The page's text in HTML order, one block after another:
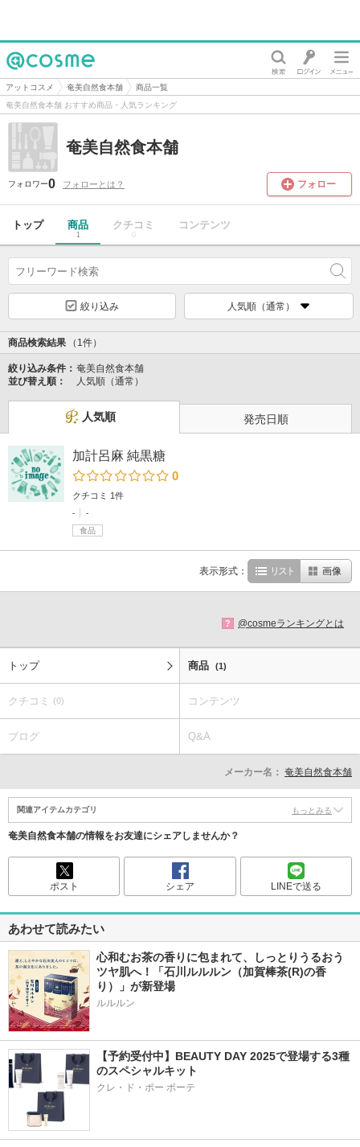
@cosme
アットコスメ 奄美自然食本舗
商品一覧
奄美自然食本舗 おすすめ商品・人気ランキング
奄美自然食本舗
フォロワー0 フォローとは？ フォロー
トップ 商品
1
クチコミ
0
コンテンツ
絞り込み 人気順（通常）
商品検索結果 （1件）
絞り込み条件： 奄美自然食本舗
並び替え順：
人気順（通常）
人気順 発売日順
加計呂麻 純黒糖
0
クチコミ 1件
-
-
食品
表示形式： リスト 画像
? @cosmeランキングとは
トップ 商品 (1)
クチコミ (0) コンテンツ
ブログ Q&A
メーカー名： 奄美自然食本舗
関連アイテムカテゴリ もっとみる
奄美自然食本舗の情報をお友達にシェアしませんか？
ポスト シェア LINEで送る
あわせて読みたい
心和むお茶の香りに包まれて、しっとりうるおう
ツヤ肌へ！「石川ルルルン（加賀棒茶(R)の香
り）」が新登場
【予約受付中】BEAUTY DAY 2025で登場する3種
のスペシャルキット
クレ・ド・ポー ボーテ